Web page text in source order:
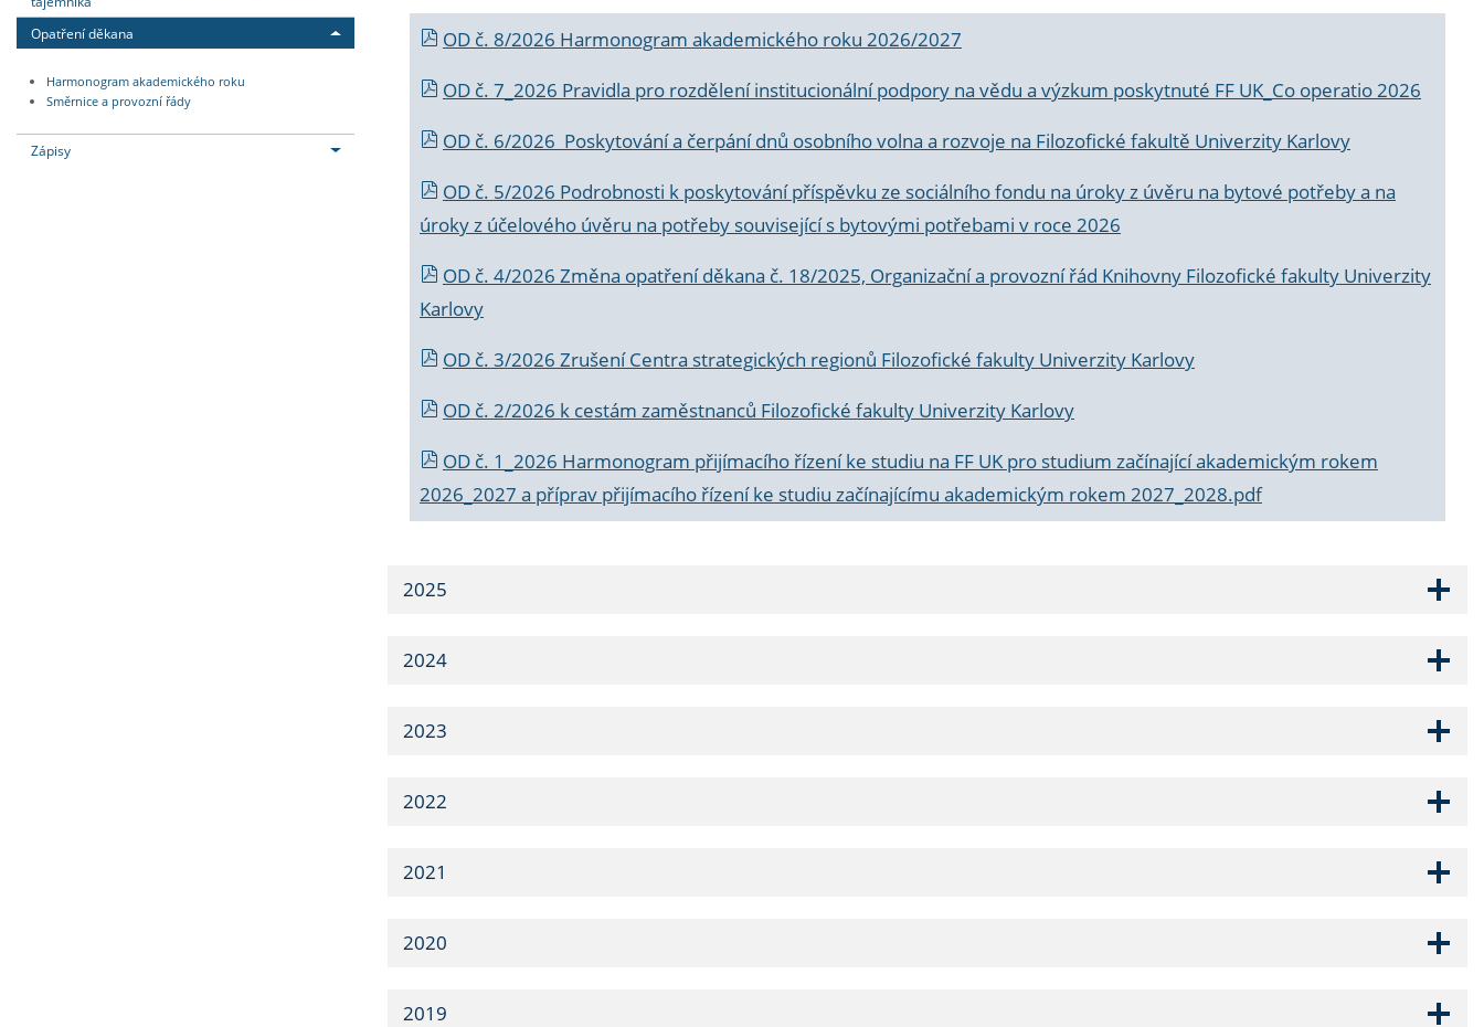
Opatření děkana
Harmonogram akademického roku
Směrnice a provozní řády
Zápisy
OD č. 8/2026 Harmonogram akademického roku 2026/2027
OD č. 7_2026 Pravidla pro rozdělení institucionální podpory na vědu a výzkum poskytnuté FF UK_Co operatio 2026
OD č. 6/2026 Poskytování a čerpání dnů osobního volna a rozvoje na Filozofické fakultě Univerzity Karlovy
OD č. 5/2026 Podrobnosti k poskytování příspěvku ze sociálního fondu na úroky z úvěru na bytové potřeby a na
úroky z účelového úvěru na potřeby související s bytovými potřebami v roce 2026
OD č. 4/2026 Změna opatření děkana č. 18/2025, Organizační a provozní řád Knihovny Filozofické fakulty Univerzity
Karlovy
OD č. 3/2026 Zrušení Centra strategických regionů Filozofické fakulty Univerzity Karlovy
OD č. 2/2026 k cestám zaměstnanců Filozofické fakulty Univerzity Karlovy
OD č. 1_2026 Harmonogram přijímacího řízení ke studiu na FF UK pro studium začínající akademickým rokem
2026_2027 a příprav přijímacího řízení ke studiu začínajícímu akademickým rokem 2027_2028.pdf
2025
2024
2023
2022
2021
2020
2019